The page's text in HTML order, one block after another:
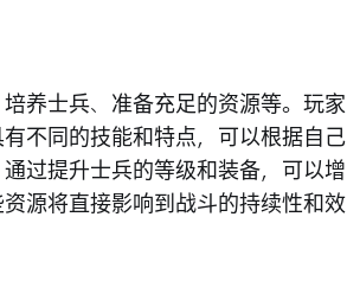
养士兵、准备充足的资源等。玩家
不同的技能和特点，可以根据自己
过提升士兵的等级和装备，可以增
源将直接影响到战斗的持续性和效